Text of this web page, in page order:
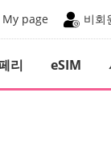
My page 비회
리 eSIM